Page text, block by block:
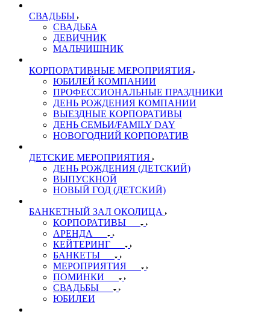
СВАДЬБЫ
СВАДЬБА
ДЕВИЧНИК
МАЛЬЧИШНИК
КОРПОРАТИВНЫЕ МЕРОПРИЯТИЯ
ЮБИЛЕЙ КОМПАНИИ
ПРОФЕССИОНАЛЬНЫЕ ПРАЗДНИКИ
ДЕНЬ РОЖДЕНИЯ КОМПАНИИ
ВЫЕЗДНЫЕ КОРПОРАТИВЫ
ДЕНЬ СЕМЬИ/FAMILY DAY
НОВОГОДНИЙ КОРПОРАТИВ
ДЕТСКИЕ МЕРОПРИЯТИЯ
ДЕНЬ РОЖДЕНИЯ (ДЕТСКИЙ)
ВЫПУСКНОЙ
НОВЫЙ ГОД (ДЕТСКИЙ)
БАНКЕТНЫЙ ЗАЛ ОКОЛИЦА
КОРПОРАТИВЫ
АРЕНДА
КЕЙТЕРИНГ
БАНКЕТЫ
МЕРОПРИЯТИЯ
ПОМИНКИ
СВАДЬБЫ
ЮБИЛЕИ